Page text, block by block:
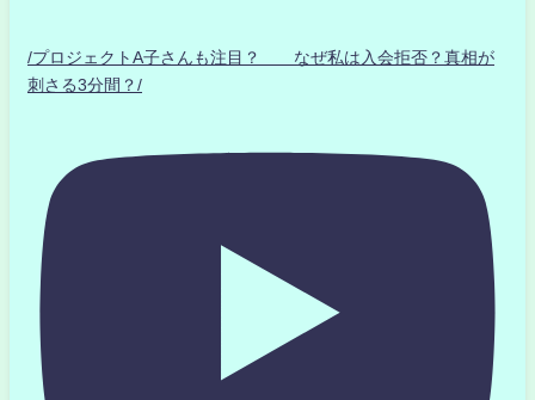
/プロジェクトA子さんも注目？ なぜ私は入会拒否？真相が
刺さる3分間？/